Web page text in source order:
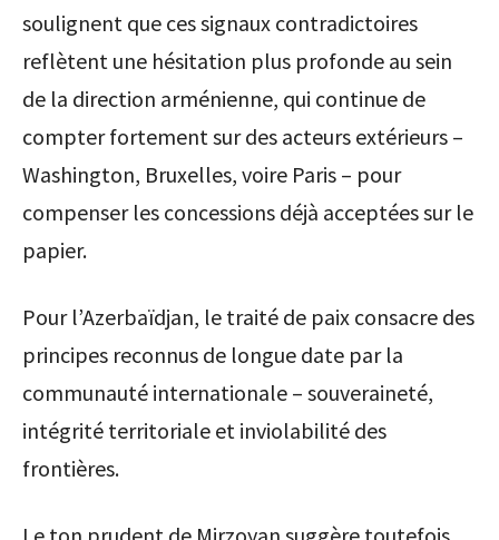
soulignent que ces signaux contradictoires
reflètent une hésitation plus profonde au sein
de la direction arménienne, qui continue de
compter fortement sur des acteurs extérieurs –
Washington, Bruxelles, voire Paris – pour
compenser les concessions déjà acceptées sur le
papier.
Pour l’Azerbaïdjan, le traité de paix consacre des
principes reconnus de longue date par la
communauté internationale – souveraineté,
intégrité territoriale et inviolabilité des
frontières.